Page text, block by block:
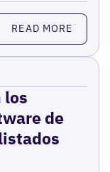
READ MORE
los
de